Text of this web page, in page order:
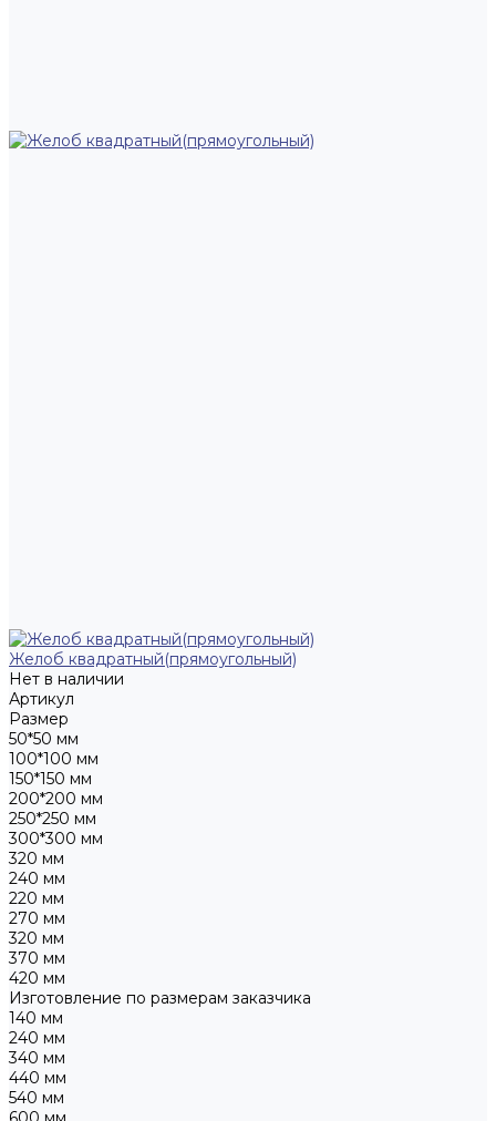
Желоб квадратный(прямоугольный)
Нет в наличии
Артикул
Размер
50*50 мм
100*100 мм
150*150 мм
200*200 мм
250*250 мм
300*300 мм
320 мм
240 мм
220 мм
270 мм
320 мм
370 мм
420 мм
Изготовление по размерам заказчика
140 мм
240 мм
340 мм
440 мм
540 мм